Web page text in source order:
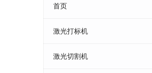
首页
激光打标机
激光切割机